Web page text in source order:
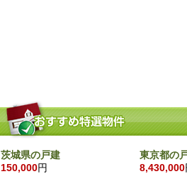
茨城県の戸建
150,000円
東京都の
8,430,000